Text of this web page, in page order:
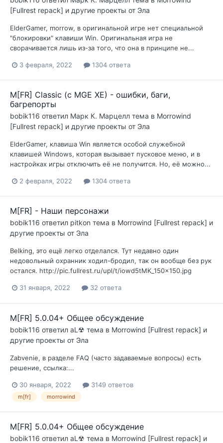
[Fullrest repack] и другие проекты от Эла
ElderGamer, morrow, в оригинальной игре нет специальной
"блокировки" клавиши Win. Оригинальная игра не
сворачивается лишь из-за того, что она в принципе не...
3 февраля, 2022 1304 ответа
M[FR] Classic (с MGE XE) - ошибки, баги,
багрепорты
bobik116 ответил Марк К. Марцелл тема в Morrowind
[Fullrest repack] и другие проекты от Эла
ElderGamer, клавиша Win является особой служебной
клавишей Windows, которая вызывает пусковое меню, и в
настройках игры отключить её не получится. Но, её можно...
2 февраля, 2022 1304 ответа
M[FR] - Наши персонажи
bobik116 ответил pitkon тема в Morrowind [Fullrest repack] и
другие проекты от Эла
Belking, это ещё легко отделался. Тут недавно один
недовольный охранник ходил-бродил, так он вообще без рук
остался. http://pic.fullrest.ru/upl/t/iowd5tMK_150x150.jpg
31 января, 2022 32 ответа
M[FR] 5.0.04+ Общее обсуждение
bobik116 ответил aL☢ тема в Morrowind [Fullrest repack] и
другие проекты от Эла
Zabvenie, в разделе FAQ (часто задаваемые вопросы) есть
решение, ссылка:...
30 января, 2022 3149 ответов
m[fr] morrowind
M[FR] 5.0.04+ Общее обсуждение
bobik116 ответил aL☢ тема в Morrowind [Fullrest repack] и